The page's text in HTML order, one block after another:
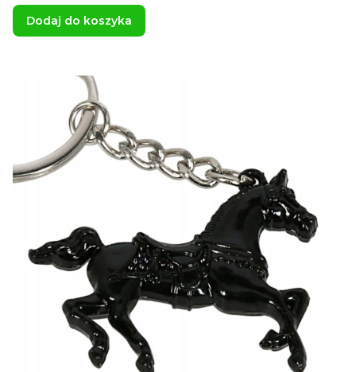
Dodaj do koszyka